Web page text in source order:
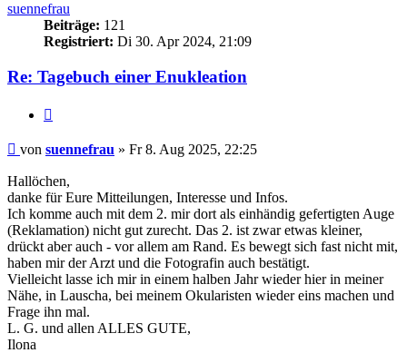
suennefrau
Beiträge: 121
Registriert: Di 30. Apr 2024, 21:09
Re: Tagebuch einer Enukleation
Beitrag
von suennefrau » Fr 8. Aug 2025, 22:25
Hallöchen,
danke für Eure Mitteilungen, Interesse und Infos.
Ich komme auch mit dem 2. mir dort als einhändig gefertigten Auge
(Reklamation) nicht gut zurecht. Das 2. ist zwar etwas kleiner,
drückt aber auch - vor allem am Rand. Es bewegt sich fast nicht mit,
haben mir der Arzt und die Fotografin auch bestätigt.
Vielleicht lasse ich mir in einem halben Jahr wieder hier in meiner
Nähe, in Lauscha, bei meinem Okularisten wieder eins machen und
Frage ihn mal.
L. G. und allen ALLES GUTE,
Ilona